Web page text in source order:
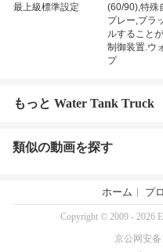
最上級標準設定
(60/90),特殊
プレー,プラ
ルすること
制御装置.ウ
プ
もっと Water Tank Truck
類似の動画を探す
ホーム プ
Copyright © 2009 - 2026
京公网安备